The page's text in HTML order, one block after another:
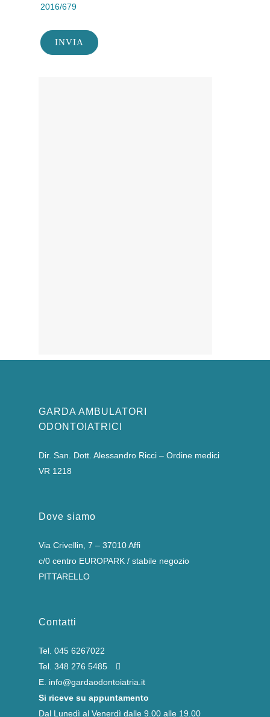
2016/679
GARDA AMBULATORI
ODONTOIATRICI
Dir. San. Dott. Alessandro Ricci – Ordine medici
VR 1218
Dove siamo
Via Crivellin, 7 – 37010 Affi
c/0 centro EUROPARK / stabile negozio
PITTARELLO
Contatti
Tel. 045 6267022
Tel. 348 276 5485
E. info@gardaodontoiatria.it
Si riceve su appuntamento
Dal Lunedì al Venerdì dalle 9.00 alle 19.00